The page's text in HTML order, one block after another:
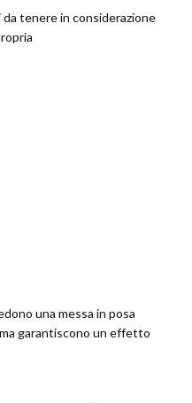
tenere in considerazione
una messa in posa
garantiscono un effetto